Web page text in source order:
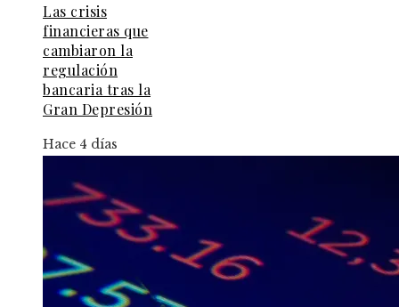
Las crisis
financieras que
cambiaron la
regulación
bancaria tras la
Gran Depresión
Hace 4 días